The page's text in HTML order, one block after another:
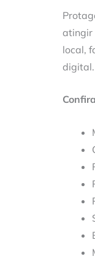
atingir
local,
digital.